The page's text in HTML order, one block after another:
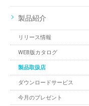
製品紹介
リリース情報
WEB版カタログ
製品取扱店
ダウンロードサービス
今月のプレゼント